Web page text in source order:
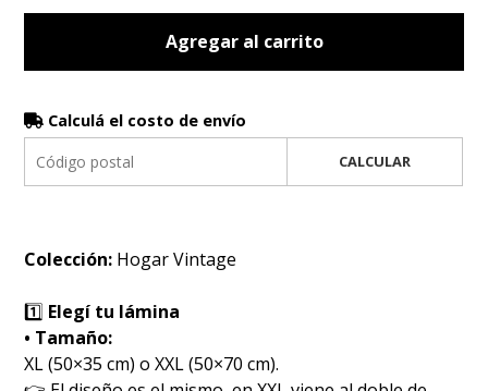
Agregar al carrito
Calculá el costo de envío
CALCULAR
Colección: Hogar Vintage
1️⃣ Elegí tu lámina
• Tamaño:
XL (50×35 cm) o XXL (50×70 cm).